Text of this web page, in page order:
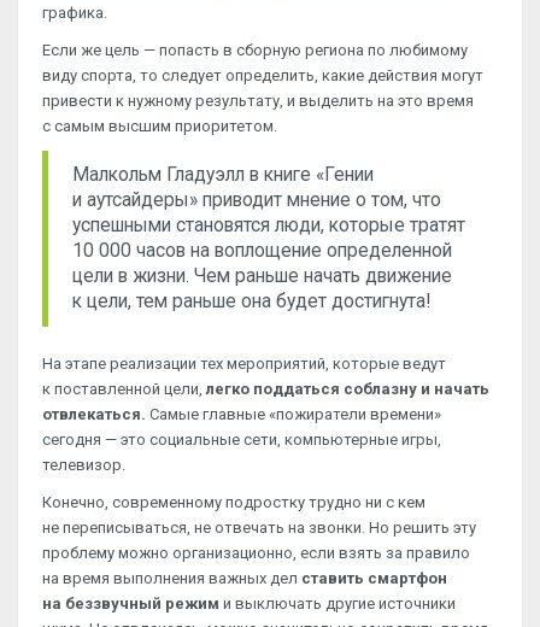
графика.
Если же цель — попасть в сборную региона по любимому
виду спорта, то следует определить, какие действия могут
привести к нужному результату, и выделить на это время
с самым высшим приоритетом.
Малкольм Гладуэлл в книге «Гении
и аутсайдеры» приводит мнение о том, что
успешными становятся люди, которые тратят
10 000 часов на воплощение определенной
цели в жизни. Чем раньше начать движение
к цели, тем раньше она будет достигнута!
На этапе реализации тех мероприятий, которые ведут
к поставленной цели,легко поддаться соблазну и начать
отвлекаться. Самые главные «пожиратели времени»
сегодня — это социальные сети, компьютерные игры,
телевизор.
Конечно, современному подростку трудно ни с кем
не переписываться, не отвечать на звонки. Но решить эту
проблему можно организационно, если взять за правило
на время выполнения важных дел ставить смартфон
на беззвучный режим и выключать другие источники